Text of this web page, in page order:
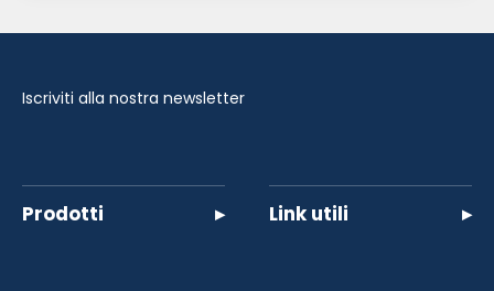
Iscriviti alla nostra newsletter
Prodotti ▸ Link utili ▸